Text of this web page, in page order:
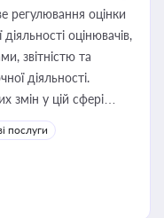
регулювання оцінки
оцінювачів,
звітністю та
діяльності.
змін у цій сфері
юриста або
оренди
і перевірки
послуги